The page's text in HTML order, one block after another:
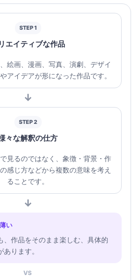
STEP 1
エイティブな作品
絵画、漫画、写真、演劇、デザイ
アイデアが形になった作品です。
↓
STEP 2
々な解釈の仕方
見るのではなく、象徴・背景・作
感じ方などから複数の意味を考え
ることです。
↓
い
、作品をそのまま楽しむ、具体的
ります。
VS